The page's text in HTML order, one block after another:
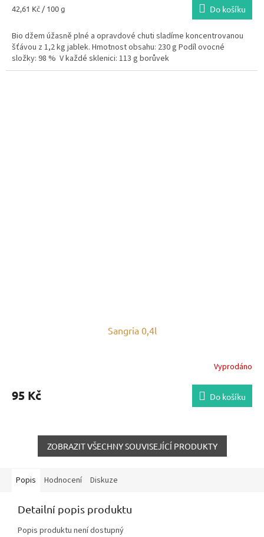
Měrná
42,61 Kč / 100 g Do košíku
Bio džem úžasně plné a opravdové chuti sladíme koncentrovanou
šťávou z 1,2 kg jablek. Hmotnost obsahu: 230 g Podíl ovocné
složky: 98 % V každé sklenici: 113 g borůvek
Sangria 0,4l
Vyprodáno
95 Kč Do košíku
ZOBRAZIT VŠECHNY SOUVISEJÍCÍ PRODUKTY
Popis Hodnocení Diskuze
Detailní popis produktu
Popis produktu není dostupný